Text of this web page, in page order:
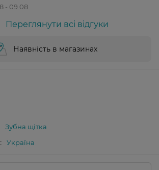
- 09 08
Переглянути всі відгуки
Наявність в магазинах
Зубна щітка
Україна